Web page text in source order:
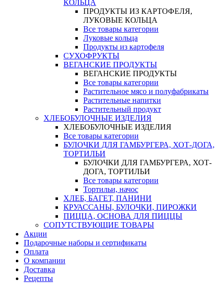
КОЛЬЦА
ПРОДУКТЫ ИЗ КАРТОФЕЛЯ,
ЛУКОВЫЕ КОЛЬЦА
Все товары категории
Луковые кольца
Продукты из картофеля
СУХОФРУКТЫ
ВЕГАНСКИЕ ПРОДУКТЫ
ВЕГАНСКИЕ ПРОДУКТЫ
Все товары категории
Растительное мясо и полуфабрикаты
Растительные напитки
Растительный продукт
ХЛЕБОБУЛОЧНЫЕ ИЗДЕЛИЯ
ХЛЕБОБУЛОЧНЫЕ ИЗДЕЛИЯ
Все товары категории
БУЛОЧКИ ДЛЯ ГАМБУРГЕРА, ХОТ-ДОГА,
ТОРТИЛЬИ
БУЛОЧКИ ДЛЯ ГАМБУРГЕРА, ХОТ-
ДОГА, ТОРТИЛЬИ
Все товары категории
Тортильи, начос
ХЛЕБ, БАГЕТ, ПАНИНИ
КРУАССАНЫ, БУЛОЧКИ, ПИРОЖКИ
ПИЦЦА, ОСНОВА ДЛЯ ПИЦЦЫ
СОПУТСТВУЮЩИЕ ТОВАРЫ
Акции
Подарочные наборы и сертификаты
Оплата
О компании
Доставка
Рецепты